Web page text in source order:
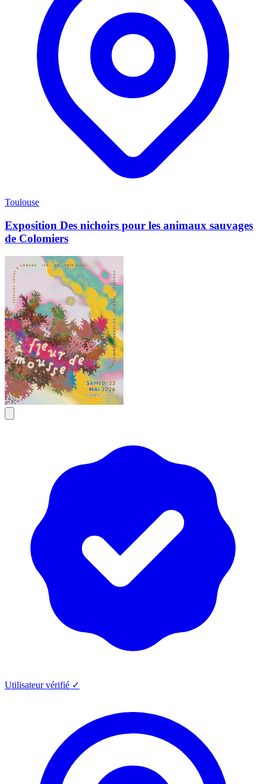
Toulouse
Exposition Des nichoirs pour les animaux sauvages
de Colomiers
Utilisateur vérifié ✓